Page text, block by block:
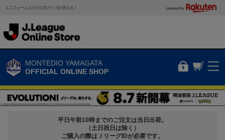
ユニフォームなどの公式グッズが買える！ powered by
MONTEDIO YAMAGATA
OFFICIAL ONLINE SHOP
平日午前10時までのご注文は当日出荷。
（土日祝日は除く）
ご購入の際はＪリーグIDが必要です。